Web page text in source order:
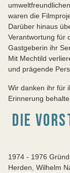
waren die
Darüber hinaus
Verantwortung für
Gastgeberin ihr
Mit Mechtild
und prägende
Wir danken ihr für
Erinnerung
DIE
1974 - 1976
Herden, Wilhelm